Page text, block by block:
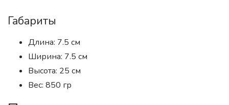
Габариты
Длина: 7.5 см
Ширина: 7.5 см
Высота: 25 см
Вес: 850 гр